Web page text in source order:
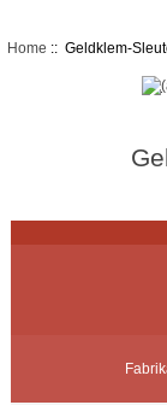
Home :: Geldklem-